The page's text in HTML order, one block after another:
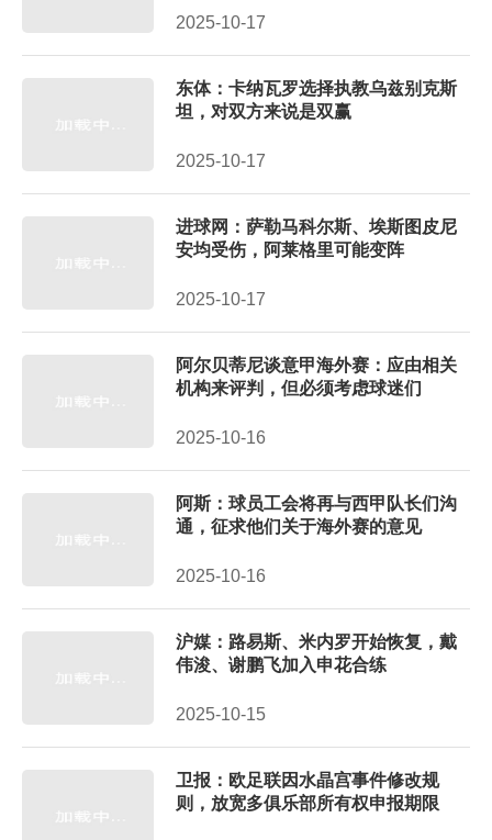
2025-10-17
东体：卡纳瓦罗选择执教乌兹别克斯
坦，对双方来说是双赢
2025-10-17
进球网：萨勒马科尔斯、埃斯图皮尼
安均受伤，阿莱格里可能变阵
2025-10-17
阿尔贝蒂尼谈意甲海外赛：应由相关
机构来评判，但必须考虑球迷们
2025-10-16
阿斯：球员工会将再与西甲队长们沟
通，征求他们关于海外赛的意见
2025-10-16
沪媒：路易斯、米内罗开始恢复，戴
伟浚、谢鹏飞加入申花合练
2025-10-15
卫报：欧足联因水晶宫事件修改规
则，放宽多俱乐部所有权申报期限